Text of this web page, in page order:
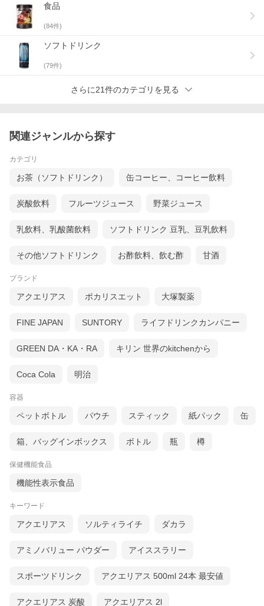
食品
(84件)
ソフトドリンク
(79件)
さらに21件のカテゴリを見る
関連ジャンルから探す
カテゴリ
お茶（ソフトドリンク） 缶コーヒー、コーヒー飲料
炭酸飲料 フルーツジュース 野菜ジュース
乳飲料、乳酸菌飲料 ソフトドリンク 豆乳、豆乳飲料
その他ソフトドリンク お酢飲料、飲む酢 甘酒
ブランド
アクエリアス ポカリスエット 大塚製薬
FINE JAPAN SUNTORY ライフドリンクカンパニー
GREEN DA・KA・RA キリン 世界のkitchenから
Coca Cola 明治
容器
ペットボトル パウチ スティック 紙パック 缶
箱、バッグインボックス ボトル 瓶 樽
保健機能食品
機能性表示食品
キーワード
アクエリアス ソルティライチ ダカラ
アミノバリュー パウダー アイススラリー
スポーツドリンク アクエリアス 500ml 24本 最安値
アクエリアス 炭酸 アクエリアス 2l